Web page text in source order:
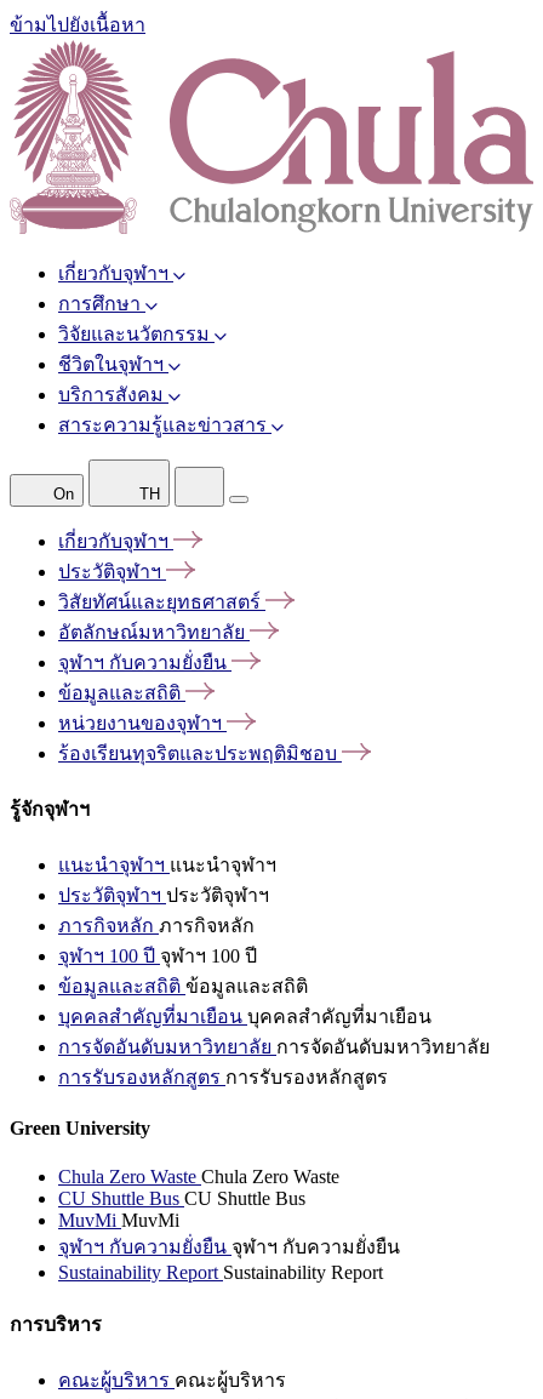
ข้ามไปยังเนื้อหา
เกี่ยวกับจุฬาฯ
การศึกษา
วิจัยและนวัตกรรม
ชีวิตในจุฬาฯ
บริการสังคม
สาระความรู้และข่าวสาร
On TH
เกี่ยวกับจุฬาฯ
ประวัติจุฬาฯ
วิสัยทัศน์และยุทธศาสตร์
อัตลักษณ์มหาวิทยาลัย
จุฬาฯ กับความยั่งยืน
ข้อมูลและสถิติ
หน่วยงานของจุฬาฯ
ร้องเรียนทุจริตและประพฤติมิชอบ
รู้จักจุฬาฯ
แนะนำจุฬาฯ แนะนำจุฬาฯ
ประวัติจุฬาฯ ประวัติจุฬาฯ
ภารกิจหลัก ภารกิจหลัก
จุฬาฯ 100 ปี จุฬาฯ 100 ปี
ข้อมูลและสถิติ ข้อมูลและสถิติ
บุคคลสำคัญที่มาเยือน บุคคลสำคัญที่มาเยือน
การจัดอันดับมหาวิทยาลัย การจัดอันดับมหาวิทยาลัย
การรับรองหลักสูตร การรับรองหลักสูตร
Green University
Chula Zero Waste Chula Zero Waste
CU Shuttle Bus CU Shuttle Bus
MuvMi MuvMi
จุฬาฯ กับความยั่งยืน จุฬาฯ กับความยั่งยืน
Sustainability Report Sustainability Report
การบริหาร
คณะผู้บริหาร คณะผู้บริหาร